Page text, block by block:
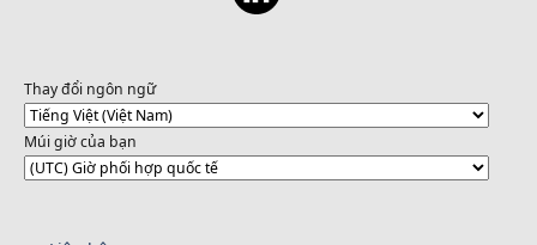
Thay đổi ngôn ngữ
Múi giờ của bạn